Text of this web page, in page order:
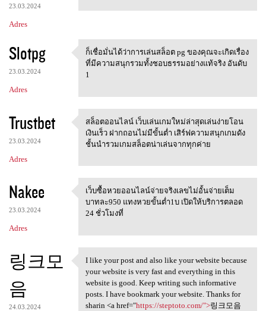
23.03.2024
Adres
Slotpg
23.03.2024
Adres
ก็เชื่อมั่นได้ว่าการเล่นสล็อต
ก็เชื่อมั่นได้ว่าการเล่นสล็อต pg ของคุณจะเกิดเรื่อง
ที่มีความสนุกรวมทั้งชอบธรรมอย่างแท้จริง อันดับ
1
Trustbet
23.03.2024
Adres
สล็อตออนไลน์
สล็อตออนไลน์ เว็บเล่นเกมใหม่ล่าสุดเล่นง่ายโอน
เงินเร็ว ฝากถอนไม่มีขั้นต่ำ เสิร์ฟความสนุกเกมดัง
ชั้นนำรวมเกมสล็อตน่าเล่นจากทุกค่าย
Nakee
23.03.2024
Adres
เว็บซื้อหวยออนไลน์จ่ายจริงเลข
เว็บซื้อหวยออนไลน์จ่ายจริงเลขไม่อั้นจ่ายเต็ม
บาทละ950 แทงหวยขั้นต่ำ1บ เปิดให้บริการตลอด
24 ชั่วโมงที่
링크모
음
24.03.2024
I like your post and also
I like your post and also like your website because
your website is very fast and everything in this
website is good. Keep writing such informative
posts. I have bookmark your website. Thanks for
sharin <a href="https://steptoto.com/">링크모음